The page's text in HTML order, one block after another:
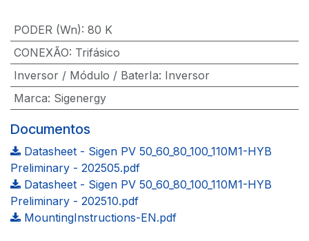
PODER (Wn): 80 K
CONEXÃO: Trifásico
Inversor / Módulo / BaterIa: Inversor
Marca: Sigenergy
Documentos
Datasheet - Sigen PV 50_60_80_100_110M1-HYB
Preliminary - 202505.pdf
Datasheet - Sigen PV 50_60_80_100_110M1-HYB
Preliminary - 202510.pdf
MountingInstructions-EN.pdf